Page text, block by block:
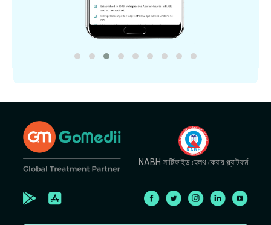
NABH সার্টিফাইড হেলথ কেয়ার প্ল্যাটফর্ম